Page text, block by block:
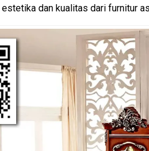
dan kualitas dari furnitur